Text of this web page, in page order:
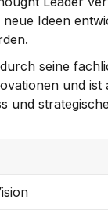
Ideen
seine
und
und